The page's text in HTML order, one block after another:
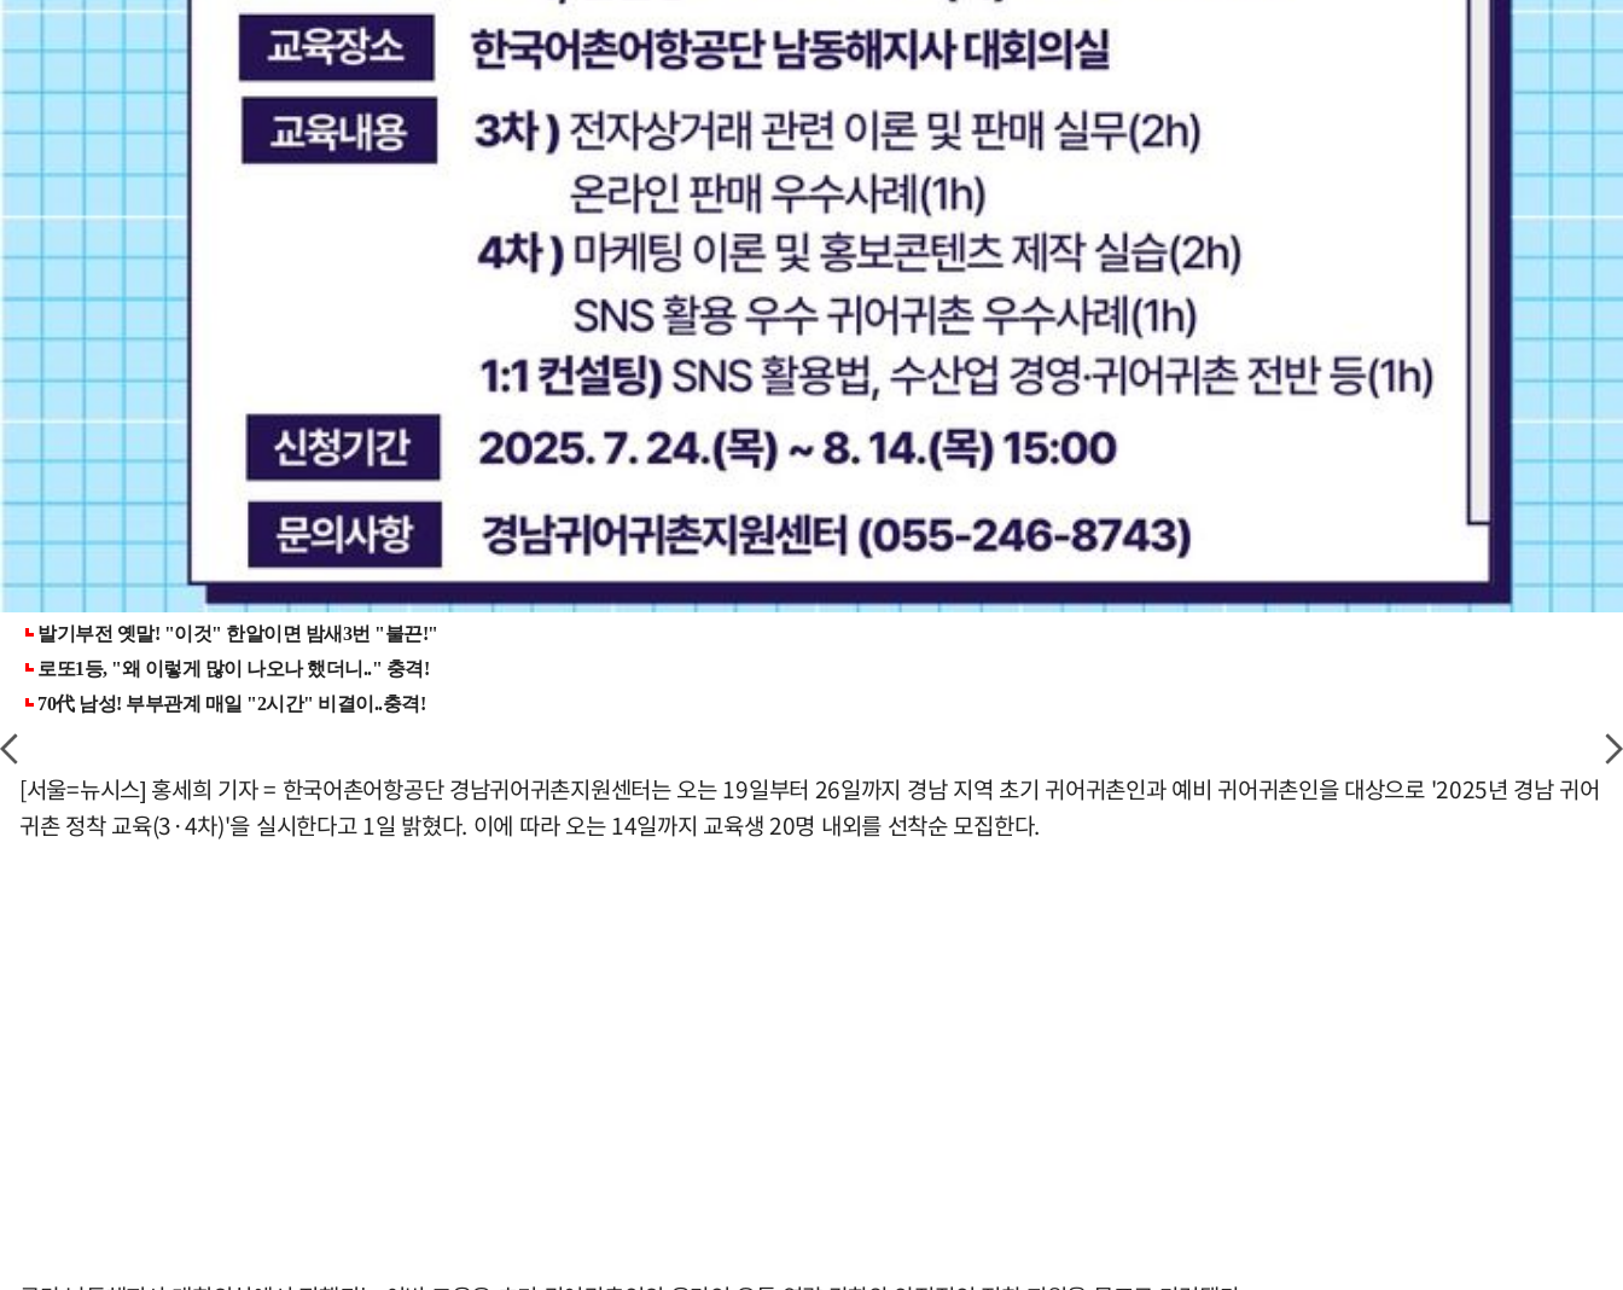
[서울=뉴시스] 홍세희 기자 = 한국어촌어항공단 경남귀어귀촌지원센터는 오는 19일부터 26일까지 경남 지역 초기 귀어귀촌인과 예비 귀어귀촌인을 대상으로 '2025년 경남 귀어
귀촌 정착 교육(3·4차)'을 실시한다고 1일 밝혔다. 이에 따라 오는 14일까지 교육생 20명 내외를 선착순 모집한다.